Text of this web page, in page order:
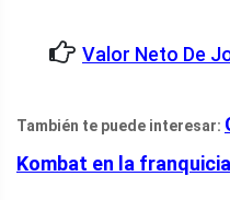
Valor Neto De
También te puede interesar:
Kombat en la